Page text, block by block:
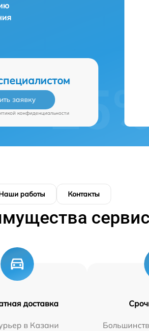
заявку
конфиденциальности
работы Контакты
доставка
в Казани